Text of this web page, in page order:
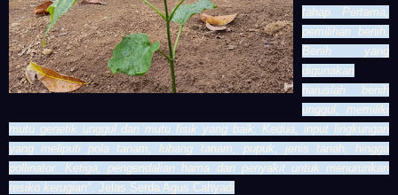
tahap. Pertama,
pemilihan benih.
Benih yang
digunakan
haruslah benih
unggul, memiliki
mutu genetik unggul dan mutu fisik yang baik. Kedua, input lingkungan
yang meliputi pola tanam, lubang tanam, pupuk, jenis tanah, hingga
pollinator. Ketiga, pengendalian hama dan penyakit untuk menurunkan
resiko kerugian". Jelas Serda Agus Cahyadi